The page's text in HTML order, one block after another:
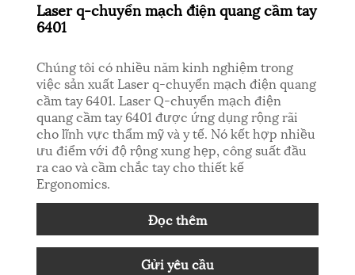
Laser q-chuyển mạch điện quang cầm tay
6401
Chúng tôi có nhiều năm kinh nghiệm trong
việc sản xuất Laser q-chuyển mạch điện quang
cầm tay 6401. Laser Q-chuyển mạch điện
quang cầm tay 6401 được ứng dụng rộng rãi
cho lĩnh vực thẩm mỹ và y tế. Nó kết hợp nhiều
ưu điểm với độ rộng xung hẹp, công suất đầu
ra cao và cầm chắc tay cho thiết kế
Ergonomics.
Đọc thêm
Gửi yêu cầu